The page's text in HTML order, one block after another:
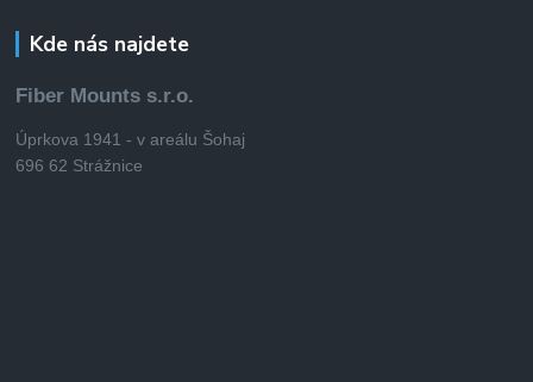
Kde nás najdete
Fiber Mounts s.r.o.
Úprkova 1941 - v areálu Šohaj
696 62 Strážnice